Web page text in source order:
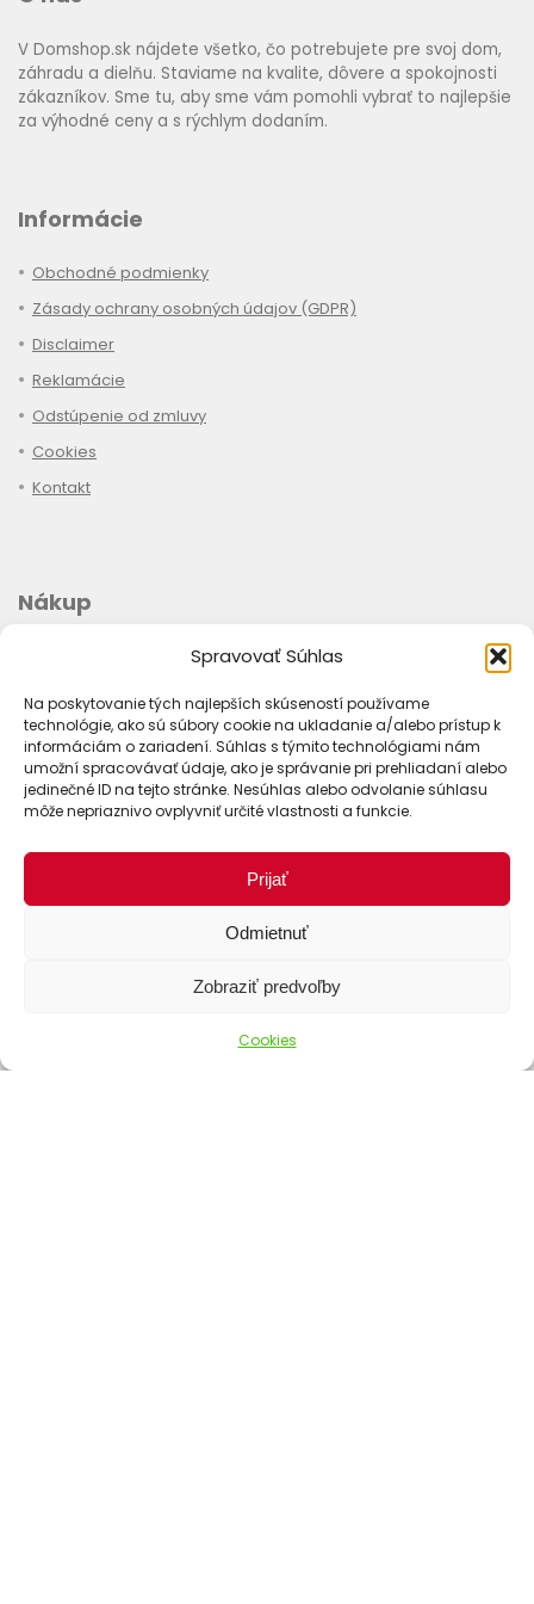
Spravovať Súhlas
Na poskytovanie tých najlepších skúseností používame
technológie, ako sú súbory cookie na ukladanie a/alebo prístup k
informáciám o zariadení. Súhlas s týmito technológiami nám
umožní spracovávať údaje, ako je správanie pri prehliadaní alebo
jedinečné ID na tejto stránke. Nesúhlas alebo odvolanie súhlasu
môže nepriaznivo ovplyvniť určité vlastnosti a funkcie.
Prijať
Odmietnuť
Zobraziť predvoľby
Cookies
V Domshop.sk nájdete všetko, čo potrebujete pre svoj dom,
záhradu a dielňu. Staviame na kvalite, dôvere a spokojnosti
zákazníkov. Sme tu, aby sme vám pomohli vybrať to najlepšie
za výhodné ceny a s rýchlym dodaním.
Informácie
Obchodné podmienky
Zásady ochrany osobných údajov (GDPR)
Disclaimer
Reklamácie
Odstúpenie od zmluvy
Cookies
Kontakt
Nákup
Platba
Stav objednávky